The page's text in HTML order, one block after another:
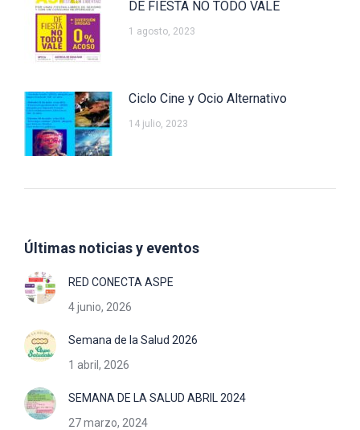
DE FIESTA NO TODO VALE
1 agosto, 2023
Ciclo Cine y Ocio Alternativo
14 julio, 2023
Últimas noticias y eventos
RED CONECTA ASPE
4 junio, 2026
Semana de la Salud 2026
1 abril, 2026
SEMANA DE LA SALUD ABRIL 2024
27 marzo, 2024